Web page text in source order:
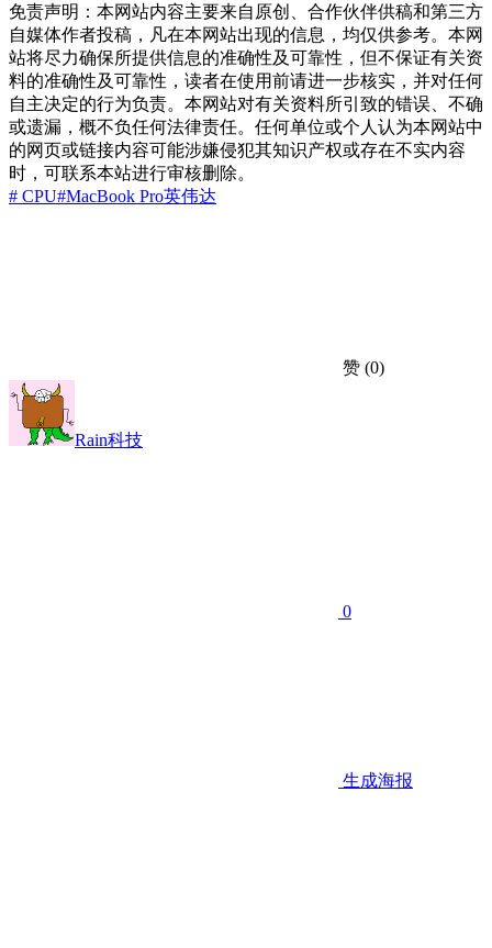
免责声明：本网站内容主要来自原创、合作伙伴供稿和第三方
自媒体作者投稿，凡在本网站出现的信息，均仅供参考。本网
站将尽力确保所提供信息的准确性及可靠性，但不保证有关资
料的准确性及可靠性，读者在使用前请进一步核实，并对任何
自主决定的行为负责。本网站对有关资料所引致的错误、不确
或遗漏，概不负任何法律责任。任何单位或个人认为本网站中
的网页或链接内容可能涉嫌侵犯其知识产权或存在不实内容
时，可联系本站进行审核删除。
# CPU#MacBook Pro英伟达
赞 (0)
Rain科技
0
生成海报